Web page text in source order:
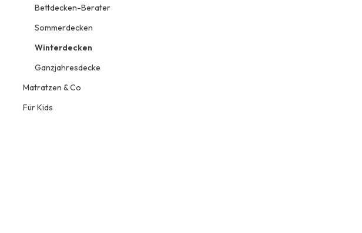
Bettdecken-Berater
Sommerdecken
Winterdecken
Ganzjahresdecke
Matratzen & Co
Für Kids